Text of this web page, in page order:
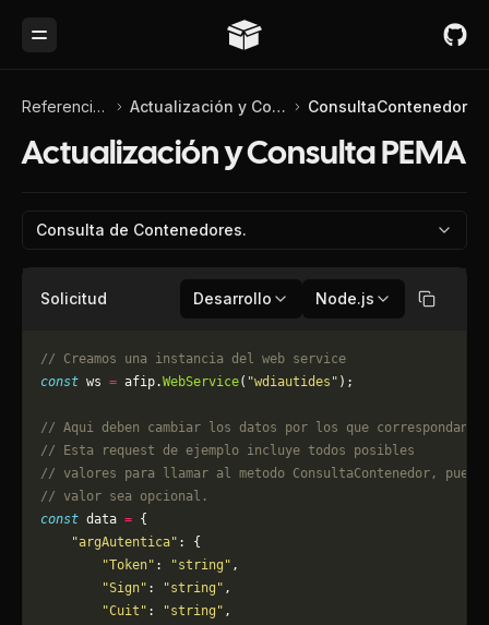
Toggle Menu
Referencia de API Actualización y Consulta PEMA ConsultaContenedor
Actualización y Consulta PEMA
Consulta de Contenedores.
Solicitud Desarrollo Node.js Copiar
// Creamos una instancia del web service
const ws = afip.WebService( "wdiautides" );
// Aqui deben cambiar los datos por los que correspondan.
// Esta request de ejemplo incluye todos posibles
// valores para llamar al metodo ConsultaContenedor, puede
// valor sea opcional.
const data = {
    "argAutentica"
: {
        "Token"
: "string" ,
        "Sign"
: "string" ,
        "Cuit"
: "string" ,